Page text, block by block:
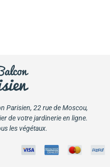
Parisien, 22 rue de Moscou,
de votre jardinerie en ligne.
les végétaux.